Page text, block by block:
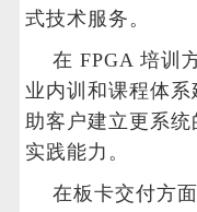
式技术服务。
在 FPGA 培训
业内训和课程体
助客户建立更系统
实践能力。
在板卡交付方